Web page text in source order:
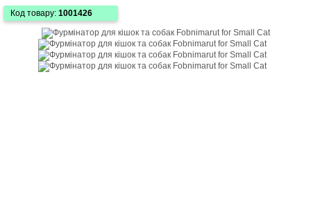
Код товару: 1001426